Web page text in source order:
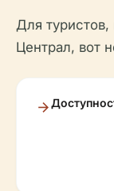
Для
Централ, вот